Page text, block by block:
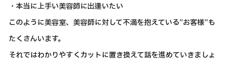
・本当に上手い美容師に出逢いたい
このように美容室、美容師に対して不満を抱えている”お客様”も
たくさんいます。
それではわかりやすくカットに置き換えて話を進めていきましょ